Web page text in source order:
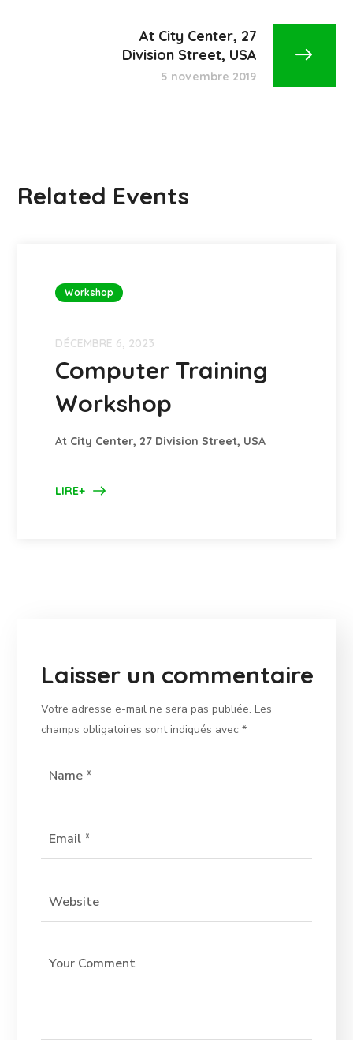
At City Center, 27
Division Street, USA
5 novembre 2019
Related Events
Workshop
DÉCEMBRE 6, 2023
Computer Training
Workshop
At City Center, 27 Division Street, USA
LIRE+
Laisser un commentaire
Votre adresse e-mail ne sera pas publiée. Les
champs obligatoires sont indiqués avec*